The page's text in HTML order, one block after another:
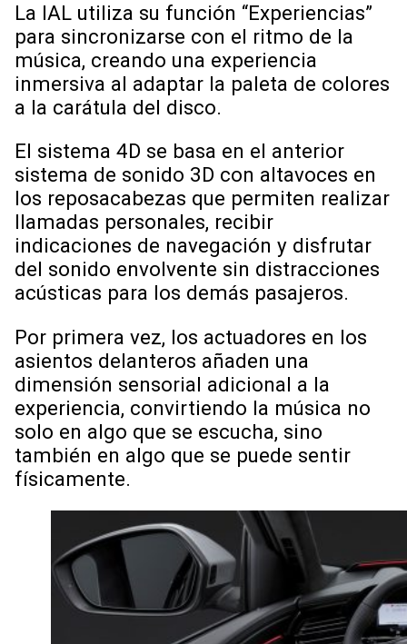
La IAL utiliza su función “Experiencias”
para sincronizarse con el ritmo de la
música, creando una experiencia
inmersiva al adaptar la paleta de colores
a la carátula del disco.
El sistema 4D se basa en el anterior
sistema de sonido 3D con altavoces en
los reposacabezas que permiten realizar
llamadas personales, recibir
indicaciones de navegación y disfrutar
del sonido envolvente sin distracciones
acústicas para los demás pasajeros.
Por primera vez, los actuadores en los
asientos delanteros añaden una
dimensión sensorial adicional a la
experiencia, convirtiendo la música no
solo en algo que se escucha, sino
también en algo que se puede sentir
físicamente.